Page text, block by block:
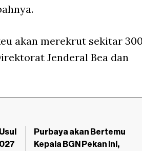
akan merekrut sekitar 300
Jenderal Bea dan
Purbaya akan Bertemu
Kepala BGN Pekan Ini,